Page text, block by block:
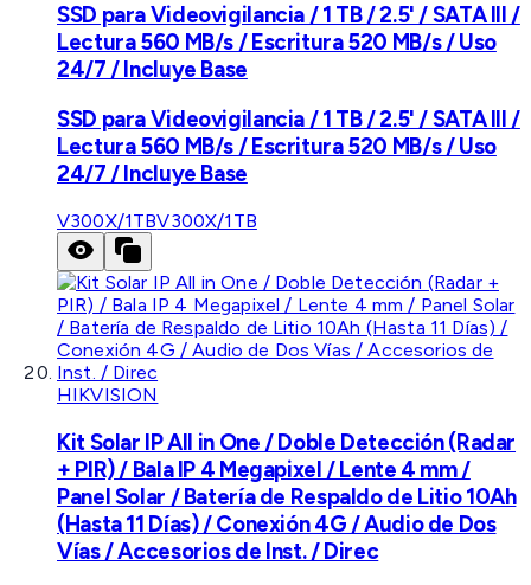
SSD para Videovigilancia / 1 TB / 2.5' / SATA III /
Lectura 560 MB/s / Escritura 520 MB/s / Uso
24/7 / Incluye Base
SSD para Videovigilancia / 1 TB / 2.5' / SATA III /
Lectura 560 MB/s / Escritura 520 MB/s / Uso
24/7 / Incluye Base
V300X/1TBV300X/1TB
HIKVISION
Kit Solar IP All in One / Doble Detección (Radar
+ PIR) / Bala IP 4 Megapixel / Lente 4 mm /
Panel Solar / Batería de Respaldo de Litio 10Ah
(Hasta 11 Días) / Conexión 4G / Audio de Dos
Vías / Accesorios de Inst. / Direc